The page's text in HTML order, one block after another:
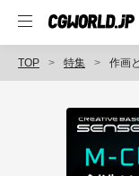
TOP 特集 作画と3DCG